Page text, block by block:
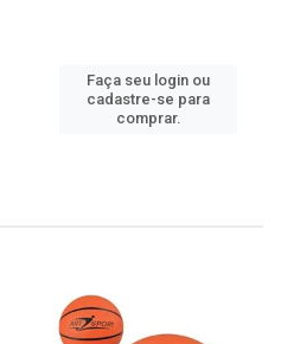
Faça seu login ou
cadastre-se para
comprar.